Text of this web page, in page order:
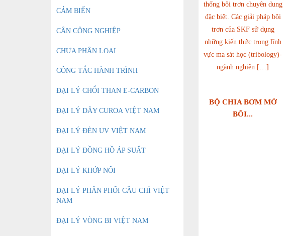
thống bôi trơn chuyên dung
đặc biệt. Các giải pháp bôi
trơn của SKF sử dụng
những kiến thức trong lĩnh
vực ma sát học (tribology)-
ngành nghiên […]
BỘ CHIA BƠM MỞ
BÔI...
CẢM BIẾN
CÂN CÔNG NGHIỆP
CHƯA PHÂN LOẠI
CÔNG TẮC HÀNH TRÌNH
ĐẠI LÝ CHỔI THAN E-CARBON
ĐẠI LÝ DÂY CUROA VIỆT NAM
ĐẠI LÝ ĐÈN UV VIỆT NAM
ĐẠI LÝ ĐỒNG HỒ ÁP SUẤT
ĐẠI LÝ KHỚP NỐI
ĐẠI LÝ PHÂN PHỐI CẦU CHÌ VIỆT
NAM
ĐẠI LÝ VÒNG BI VIỆT NAM